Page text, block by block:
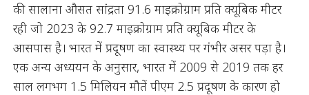
की सालाना औसत सांद्रता 91.6 माइक्रोग्राम प्रति क्यूबिक मीटर
रही जो 2023 के 92.7 माइक्रोग्राम प्रति क्यूबिक मीटर के
आसपास है। भारत में प्रदूषण का स्वास्थ्य पर गंभीर असर पड़ा है।
एक अन्य अध्ययन के अनुसार, भारत में 2009 से 2019 तक हर
साल लगभग 1.5 मिलियन मौतें पीएम 2.5 प्रदूषण के कारण हो